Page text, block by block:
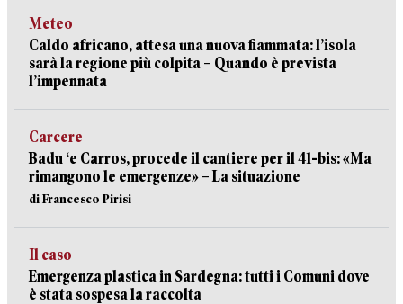
Meteo
Caldo africano, attesa una nuova fiammata: l’isola
sarà la regione più colpita – Quando è prevista
l’impennata
Carcere
Badu ‘e Carros, procede il cantiere per il 41-bis: «Ma
rimangono le emergenze» – La situazione
di Francesco Pirisi
Il caso
Emergenza plastica in Sardegna: tutti i Comuni dove
è stata sospesa la raccolta